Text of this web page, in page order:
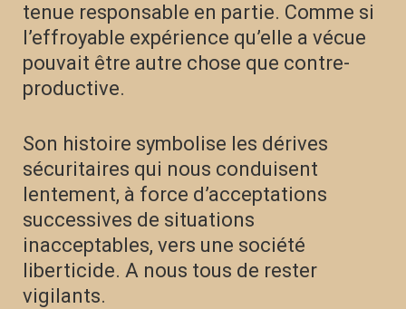
tenue responsable en partie. Comme si
l’effroyable expérience qu’elle a vécue
pouvait être autre chose que contre-
productive.
Son histoire symbolise les dérives
sécuritaires qui nous conduisent
lentement, à force d’acceptations
successives de situations
inacceptables, vers une société
liberticide. A nous tous de rester
vigilants.